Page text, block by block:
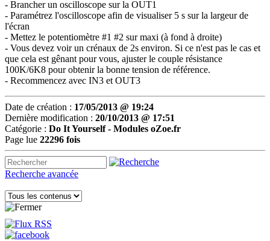
- Brancher un oscilloscope sur la OUT1
- Paramétrez l'oscilloscope afin de visualiser 5 s sur la largeur de
l'écran
- Mettez le potentiomètre #1 #2 sur maxi (à fond à droite)
- Vous devez voir un crénaux de 2s environ. Si ce n'est pas le cas et
que cela est gênant pour vous, ajuster le couple résistance
100K/6K8 pour obtenir la bonne tension de référence.
- Recommencez avec IN3 et OUT3
Date de création : 17/05/2013 @ 19:24
Dernière modification : 20/10/2013 @ 17:51
Catégorie : Do It Yourself - Modules oZoe.fr
Page lue 22296 fois
Recherche avancée